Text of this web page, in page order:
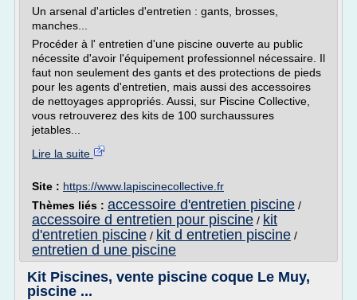
Un arsenal d'articles d'entretien : gants, brosses,
manches...
Procéder à l' entretien d'une piscine ouverte au public
nécessite d'avoir l'équipement professionnel nécessaire. Il
faut non seulement des gants et des protections de pieds
pour les agents d'entretien, mais aussi des accessoires
de nettoyages appropriés. Aussi, sur Piscine Collective,
vous retrouverez des kits de 100 surchaussures
jetables...
Lire la suite
Site : https://www.lapiscinecollective.fr
Thèmes liés : accessoire d'entretien piscine /
accessoire d entretien pour piscine / kit
d'entretien piscine / kit d entretien piscine /
entretien d une piscine
Kit Piscines, vente piscine coque Le Muy,
piscine ...